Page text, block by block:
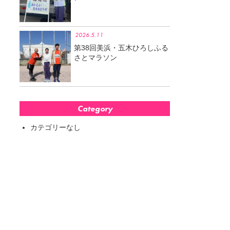
2026.5.11
第38回美浜・五木ひろしふる
さとマラソン
Category
カテゴリーなし